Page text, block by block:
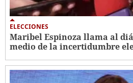
ELECCIONES
Maribel Espinoza llama al
medio de la incertidumbre